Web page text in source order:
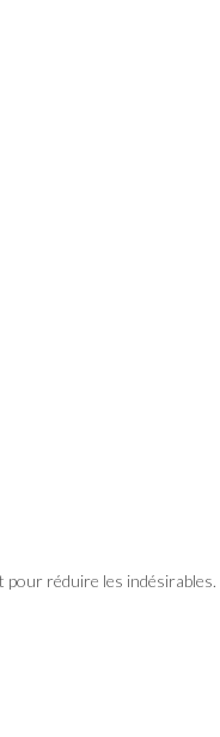
pour réduire les indésirables.